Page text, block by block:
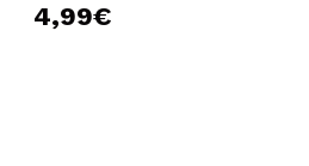
4,99€